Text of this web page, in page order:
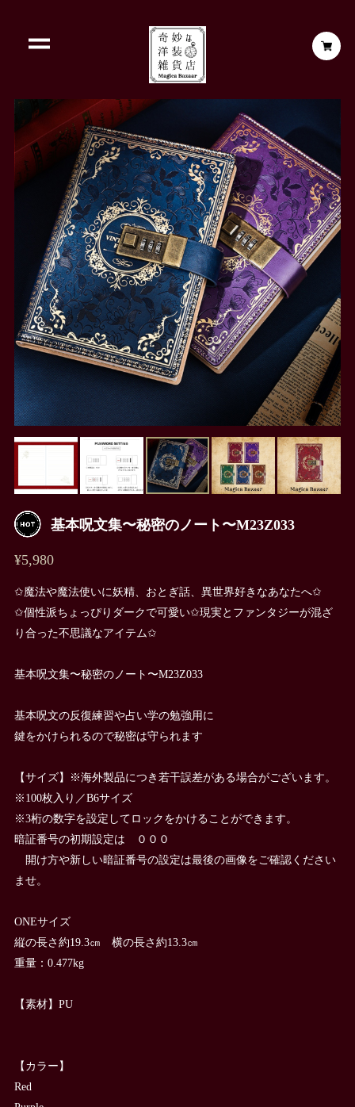
基本呪文集〜秘密のノート〜M23Z033
¥5,980
✩魔法や魔法使いに妖精、おとぎ話、異世界好きなあなたへ✩
✩個性派ちょっぴりダークで可愛い✩現実とファンタジーが混ざ
り合った不思議なアイテム✩
基本呪文集〜秘密のノート〜M23Z033
基本呪文の反復練習や占い学の勉強用に
鍵をかけられるので秘密は守られます
【サイズ】※海外製品につき若干誤差がある場合がございます。
※100枚入り／B6サイズ
※3桁の数字を設定してロックをかけることができます。
暗証番号の初期設定は ０００
開け方や新しい暗証番号の設定は最後の画像をご確認ください
ませ。
ONEサイズ
縦の長さ約19.3㎝ 横の長さ約13.3㎝
重量：0.477kg
【素材】PU
【カラー】
Red